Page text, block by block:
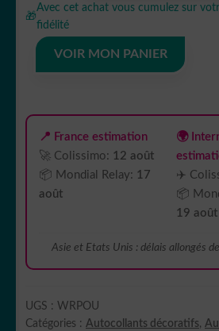
autocollant
olive
nourriture
fruit
5
WRPOU
🎁
Avec cet achat vous cumulez sur
fidélité
VOIR MON PANIER
📍 France estimation
🚀 Colissimo: 12 août
📦 Mondial Relay: 17
août
🌍
✈️
📦
19 août
Asie et Etats Unis : délais allongés
UGS : WRPOU
Catégories : Autocollants décoratifs,